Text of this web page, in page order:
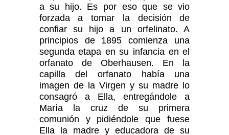
a su hijo. Es por eso que se vio
forzada a tomar la decisión de
confiar su hijo a un orfelinato. A
principios de 1895 comienza una
segunda etapa en su infancia en el
orfanato de Oberhausen. En la
capilla del orfanato había una
imagen de la Virgen y su madre lo
consagró a Ella, entregándole a
María la cruz de su primera
comunión y pidiéndole que fuese
Ella la madre y educadora de su